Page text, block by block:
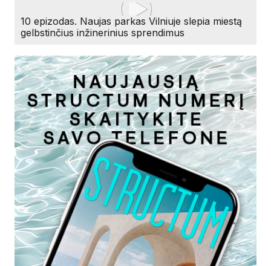
10 epizodas. Naujas parkas Vilniuje slepia miestą
gelbstinčius inžinerinius sprendimus